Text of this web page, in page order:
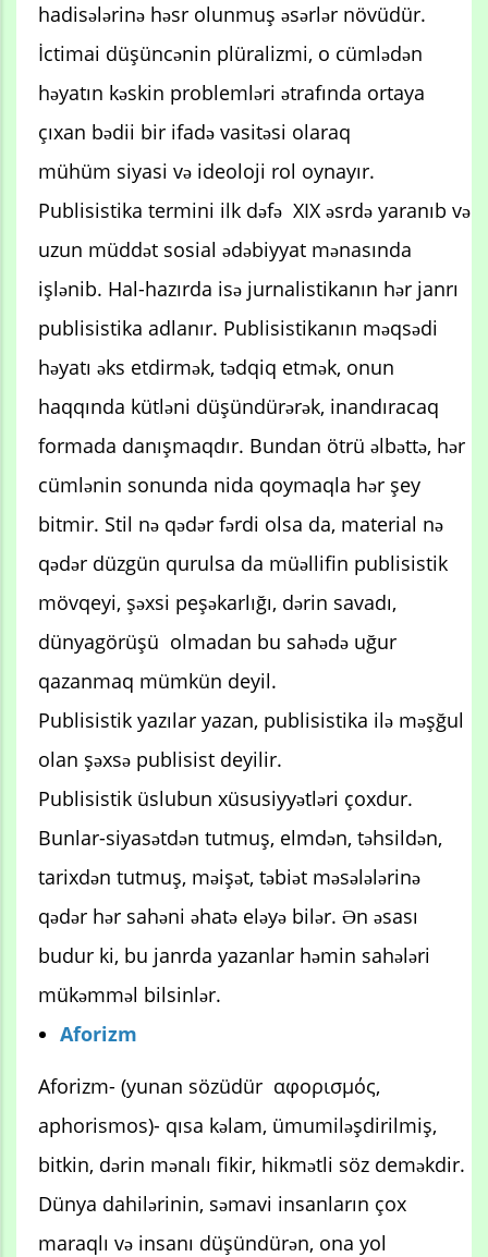
hadisələrinə həsr olunmuş əsərlər növüdür.
İctimai düşüncənin plüralizmi, o cümlədən
həyatın kəskin problemləri ətrafında ortaya
çıxan bədii bir ifadə vasitəsi olaraq
mühüm siyasi və ideoloji rol oynayır.
Publisistika termini ilk dəfə XIX əsrdə yaranıb və
uzun müddət sosial ədəbiyyat mənasında
işlənib. Hal-hazırda isə jurnalistikanın hər janrı
publisistika adlanır. Publisistikanın məqsədi
həyatı əks etdirmək, tədqiq etmək, onun
haqqında kütləni düşündürərək, inandıracaq
formada danışmaqdır. Bundan ötrü əlbəttə, hər
cümlənin sonunda nida qoymaqla hər şey
bitmir. Stil nə qədər fərdi olsa da, material nə
qədər düzgün qurulsa da müəllifin publisistik
mövqeyi, şəxsi peşəkarlığı, dərin savadı,
dünyagörüşü olmadan bu sahədə uğur
qazanmaq mümkün deyil.
Publisistik yazılar yazan, publisistika ilə məşğul
olan şəxsə publisist deyilir.
Publisistik üslubun xüsusiyyətləri çoxdur.
Bunlar-siyasətdən tutmuş, elmdən, təhsildən,
tarixdən tutmuş, məişət, təbiət məsələlərinə
qədər hər sahəni əhatə eləyə bilər. Ən əsası
budur ki, bu janrda yazanlar həmin sahələri
mükəmməl bilsinlər.
Aforizm
Aforizm- (yunan sözüdür αφορισμός,
aphorismos)- qısa kəlam, ümumiləşdirilmiş,
bitkin, dərin mənalı fikir, hikmətli söz deməkdir.
Dünya dahilərinin, səmavi insanların çox
maraqlı və insanı düşündürən, ona yol